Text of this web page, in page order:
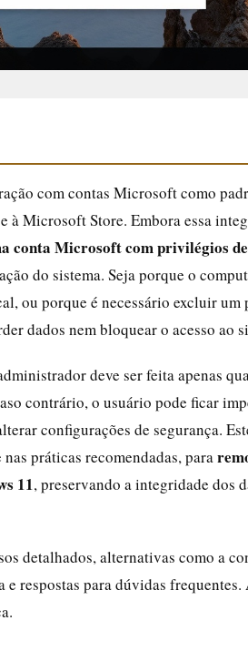
com contas Microsoft como
à Microsoft Store. Embora essa
conta Microsoft com privilégios
do sistema. Seja porque o
ou porque é necessário excluir
dados nem bloquear o acesso ao
deve ser feita apenas
contrário, o usuário pode ficar
configurações de segurança.
práticas recomendadas, para
11, preservando a integridade dos
detalhados, alternativas como a
respostas para dúvidas